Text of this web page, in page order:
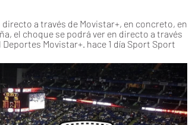
a través de Movistar+, en concreto, en
el choque se podrá ver en directo a través
Movistar+. hace 1 día Sport Sport